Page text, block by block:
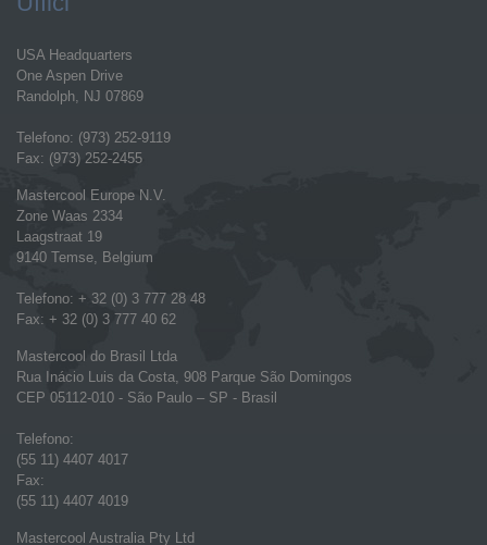
USA Headquarters
One Aspen Drive
Randolph, NJ 07869
Telefono: (973) 252-9119
Fax: (973) 252-2455
Mastercool Europe N.V.
Zone Waas 2334
Laagstraat 19
9140 Temse, Belgium
Telefono: + 32 (0) 3 777 28 48
Fax: + 32 (0) 3 777 40 62
Mastercool do Brasil Ltda
Rua Inácio Luis da Costa, 908 Parque São Domingos
CEP 05112-010 - São Paulo – SP - Brasil
Telefono:
(55 11) 4407 4017
Fax:
(55 11) 4407 4019
Mastercool Australia Pty Ltd